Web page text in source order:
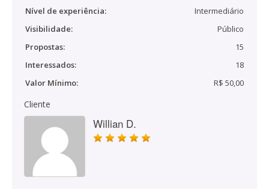
Nível de experiência:
Intermediário
Visibilidade:
Público
Propostas:
15
Interessados:
18
Valor Mínimo:
R$ 50,00
Cliente
Willian D.